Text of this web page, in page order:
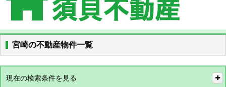
宮崎の不動産物件一覧
現在の検索条件を見る